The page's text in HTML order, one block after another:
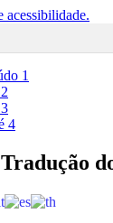
acessibilidade.
1
2
3
4